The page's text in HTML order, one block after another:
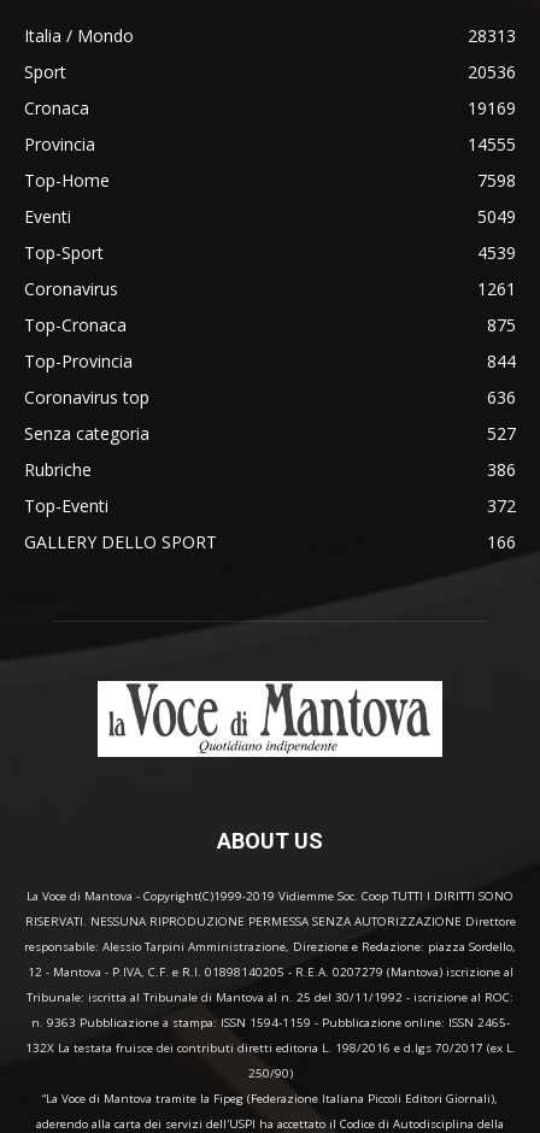
Italia / Mondo
28313
Sport
20536
Cronaca
19169
Provincia
14555
Top-Home
7598
Eventi
5049
Top-Sport
4539
Coronavirus
1261
Top-Cronaca
875
Top-Provincia
844
Coronavirus top
636
Senza categoria
527
Rubriche
386
Top-Eventi
372
GALLERY DELLO SPORT
166
ABOUT US
La Voce di Mantova - Copyright(C)1999-2019 Vidiemme Soc. Coop TUTTI I DIRITTI SONO
RISERVATI. NESSUNA RIPRODUZIONE PERMESSA SENZA AUTORIZZAZIONE Direttore
responsabile: Alessio Tarpini Amministrazione, Direzione e Redazione: piazza Sordello,
12 - Mantova - P.IVA, C.F. e R.I. 01898140205 - R.E.A. 0207279 (Mantova) iscrizione al
Tribunale: iscritta al Tribunale di Mantova al n. 25 del 30/11/1992 - iscrizione al ROC:
n. 9363 Pubblicazione a stampa: ISSN 1594-1159 - Pubblicazione online: ISSN 2465-
132X La testata fruisce dei contributi diretti editoria L. 198/2016 e d.lgs 70/2017 (ex L.
250/90)
“La Voce di Mantova tramite la Fipeg (Federazione Italiana Piccoli Editori Giornali),
aderendo alla carta dei servizi dell'USPI ha accettato il Codice di Autodisciplina della